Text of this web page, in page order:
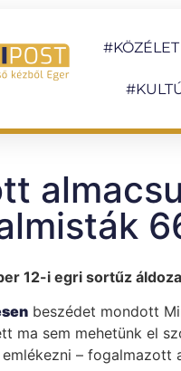
#KÖZÉLET
12-i egri sortűz
beszédet mondott
ma sem mehetünk el
– fogalmazott